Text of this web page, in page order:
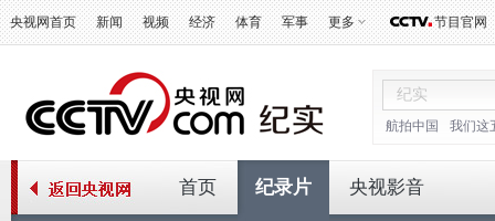
央视网首页 新闻 视频 经济 体育 军事 更多 节目官网
航拍中国 我们这
首页 纪录片 央视影音